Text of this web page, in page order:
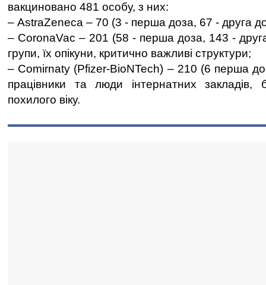
вакциновано 481 особу, з них:
– AstraZeneca – 70 (3 - перша доза, 67 - друга
– CoronaVac – 201 (58 - перша доза, 143 -
групи, їх опікуни, критично важливі структури;
– Comirnaty (Pfizer-BioNTech) – 210 (6 перша
працівники та люди інтернатних закладів,
похилого віку.